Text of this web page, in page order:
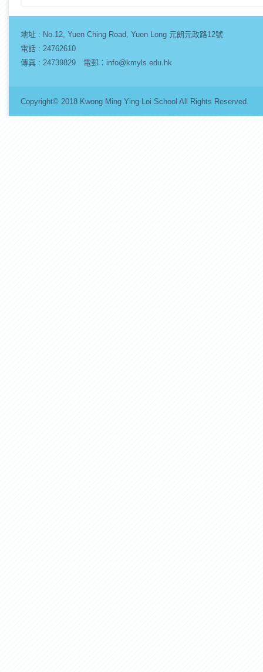
地址 : No.12, Yuen Ching Road, Yuen Long 元朗元政路12號
電話 : 24762610
傳真 : 24739829 電郵：info@kmyls.edu.hk
Copyright© 2018 Kwong Ming Ying Loi School All Rights Reserved.